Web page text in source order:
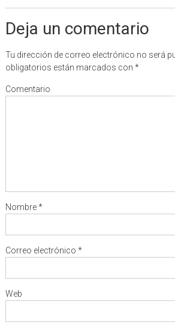
Deja un comentario
Tu dirección de correo electrónico no será
obligatorios están marcados con *
Comentario
Nombre*
Correo electrónico *
Web